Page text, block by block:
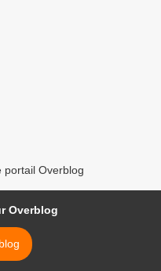
portail Overblog
Overblog